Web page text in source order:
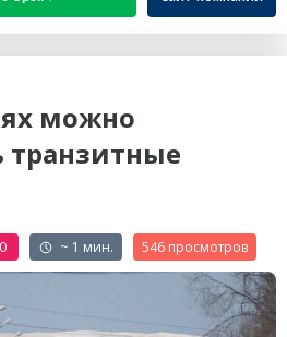
можно
транзитные
~ 1 мин. 546